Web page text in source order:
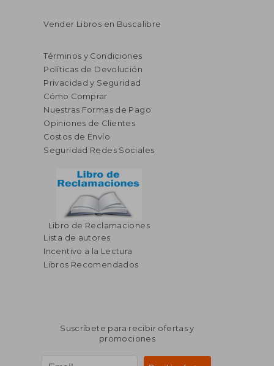
Vender Libros en Buscalibre
Términos y Condiciones
Políticas de Devolución
Privacidad y Seguridad
Cómo Comprar
Nuestras Formas de Pago
Opiniones de Clientes
Costos de Envío
Seguridad Redes Sociales
Libro de Reclamaciones
Lista de autores
Incentivo a la Lectura
Libros Recomendados
Suscríbete para recibir ofertas y
promociones